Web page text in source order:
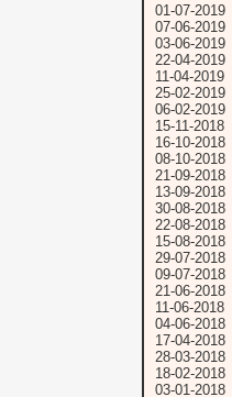
01-07-2019
07-06-2019
03-06-2019
22-04-2019
11-04-2019
25-02-2019
06-02-2019
15-11-2018
16-10-2018
08-10-2018
21-09-2018
13-09-2018
30-08-2018
22-08-2018
15-08-2018
29-07-2018
09-07-2018
21-06-2018
11-06-2018
04-06-2018
17-04-2018
28-03-2018
18-02-2018
03-01-2018